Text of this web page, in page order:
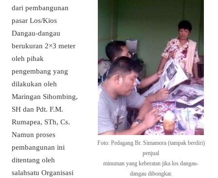
Foto: Pedagang Br. Simamora (tampak berdiri)
penjual
minuman yang keberatan jika los dangau-
dangau dibongkar.
dari pembangunan
pasar Los/Kios
Dangau-dangau
berukuran 2×3 meter
oleh pihak
pengembang yang
dilakukan oleh
Maringan Sihombing,
SH dan Pdt. F.M.
Rumapea, STh, Cs.
Namun proses
pembangunan ini
ditentang oleh
salahsatu Organisasi